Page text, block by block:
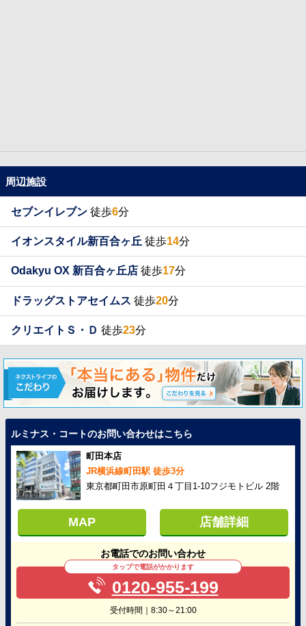
周辺施設
セブンイレブン 徒歩6分
イオンスタイル新百合ヶ丘 徒歩14分
Odakyu OX 新百合ヶ丘店 徒歩17分
ドラッグストアセイムス 徒歩20分
クリエイトＳ・Ｄ 徒歩23分
ルミナス・コートのお問い合わせはこちら
町田本店
JR横浜線町田駅 徒歩3分
東京都町田市原町田４丁目1-10フジモトビル 2階
MAP 店舗詳細
お電話でのお問い合わせ
タップで電話がかかります
0120-955-199
受付時間｜8:30～21:00